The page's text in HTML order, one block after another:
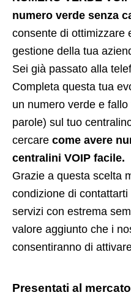
numero verde senza
consente di ottimizzare
gestione della tua
Sei già passato alla
Completa questa tua
un numero verde e
parole) sul tuo
cercare come avere
centralini VOIP facile.
Grazie a questa scelta
condizione di
servizi con estrema
valore aggiunto che i
consentiranno di
Presentati al